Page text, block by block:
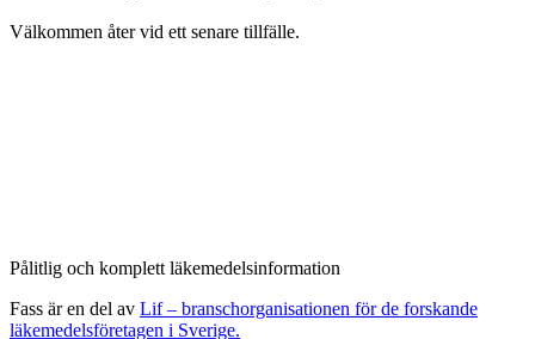
Välkommen åter vid ett senare tillfälle.
Pålitlig och komplett läkemedelsinformation
Fass är en del av Lif – branschorganisationen för de forskande
läkemedelsföretagen i Sverige.